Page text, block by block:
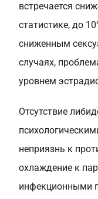
встречается
статистике, до
сниженным
случаях,
уровнем
Отсутствие
неприязнь к
охлаждение к
инфекционными